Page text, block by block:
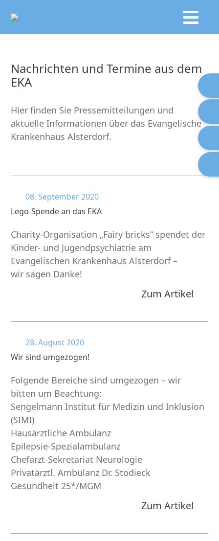
Nachrichten und Termine aus dem
EKA
Hier finden Sie Pressemitteilungen und
aktuelle Informationen über das Evangelische
Krankenhaus Alsterdorf.
08. September 2020
Lego-Spende an das EKA
Charity-Organisation „Fairy bricks“ spendet der
Kinder- und Jugendpsychiatrie am
Evangelischen Krankenhaus Alsterdorf –
wir sagen Danke!
Zum Artikel
28. August 2020
Wir sind umgezogen!
Folgende Bereiche sind umgezogen – wir
bitten um Beachtung:
Sengelmann Institut für Medizin und Inklusion
(SIMI)
Hausärztliche Ambulanz
Epilepsie-Spezialambulanz
Chefarzt-Sekretariat Neurologie
Privatärztl. Ambulanz Dr. Stodieck
Gesundheit 25*/MGM
Zum Artikel